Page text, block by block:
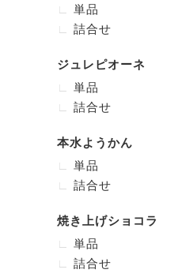
単品
詰合せ
ジュレピオーネ
単品
詰合せ
本水ようかん
単品
詰合せ
焼き上げショコラ
単品
詰合せ